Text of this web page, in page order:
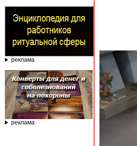
реклама
реклама